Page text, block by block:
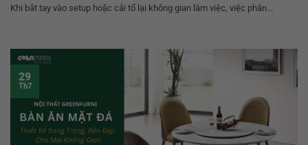
Khi bắt tay vào setup hoặc cải tổ lại không gian làm việc, việc phân...
29
Th7